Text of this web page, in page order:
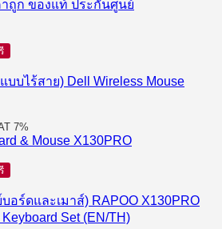
บบไร้สาย) Dell Wireless Mouse
7%
อร์ดและเมาส์) RAPOO X130PRO
Set (EN/TH)